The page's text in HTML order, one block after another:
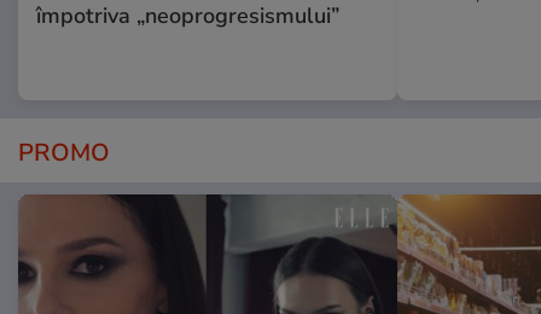
împotriva „neoprogresismului”
PROMO